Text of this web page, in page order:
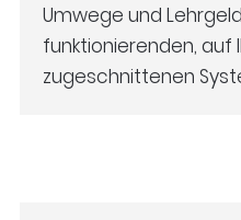
Umwege und
funktionierenden, auf
zugeschnittenen